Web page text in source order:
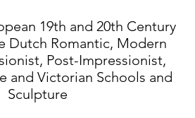
19th and 20th Century
Dutch Romantic, Modern
Post-Impressionist,
and Victorian Schools and
Sculpture